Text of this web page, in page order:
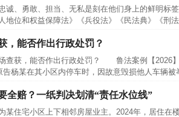
、勇敢、担当、无私是刻在他们身上的鲜明标
地位和权益保障法》《兵役法》《民法典》《刑
，能否作出行政处罚？
查获，能否作出行政处罚？ 鲁法案例【
告杨某在其小区内停车时，因故意毁损他人车辆
全赔？一纸判决划清“责任水位线”
住宅小区上下相邻房屋业主。2024年，居住在